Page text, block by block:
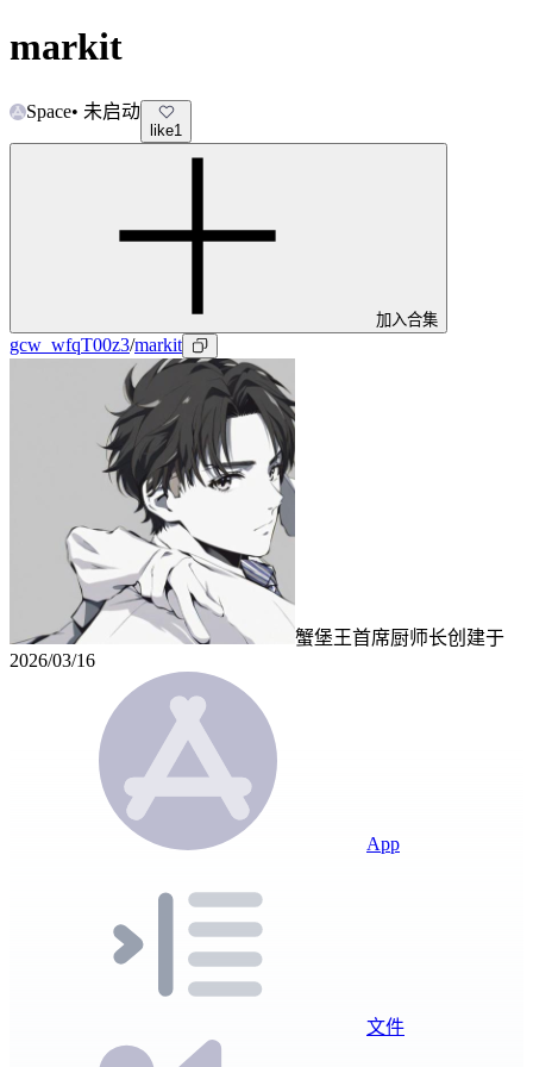
markit
Space• 未启动
like1
加入合集
gcw_wfqT00z3/markit
蟹堡王首席厨师长创建于
2026/03/16
App
文件